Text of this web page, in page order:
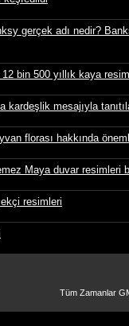
gerçek adı nedir?
bin 500 yıllık kaya
kardeşlik mesajıyla
florası hakkında
Maya duvar resimleri
resimleri
Tüm Zamanlar